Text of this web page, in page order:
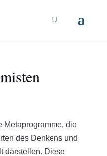
Metaprogramme, die
des Denkens und
darstellen. Diese